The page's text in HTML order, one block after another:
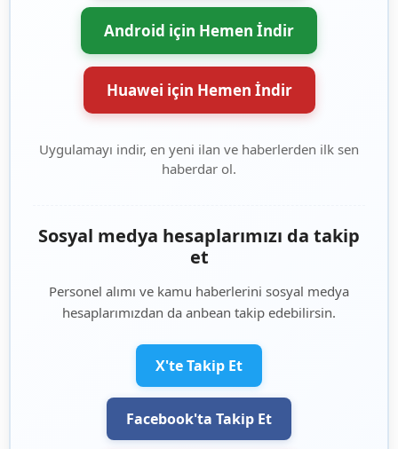
Android için Hemen İndir
Huawei için Hemen İndir
Uygulamayı indir, en yeni ilan ve haberlerden ilk sen
haberdar ol.
Sosyal medya hesaplarımızı da takip
et
Personel alımı ve kamu haberlerini sosyal medya
hesaplarımızdan da anbean takip edebilirsin.
X'te Takip Et
Facebook'ta Takip Et